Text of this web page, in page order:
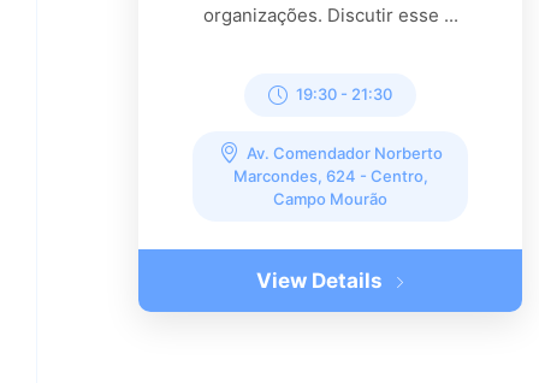
organizações. Discutir esse ...
19:30 - 21:30
Av. Comendador Norberto
Marcondes, 624 - Centro,
Campo Mourão
View Details